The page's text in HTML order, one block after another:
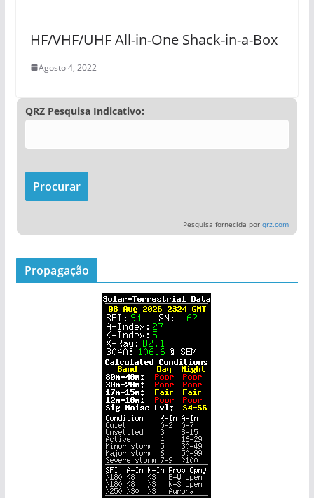
HF/VHF/UHF All-in-One Shack-in-a-Box
Agosto 4, 2022
QRZ Pesquisa Indicativo:
Pesquisa fornecida por qrz.com
Propagação